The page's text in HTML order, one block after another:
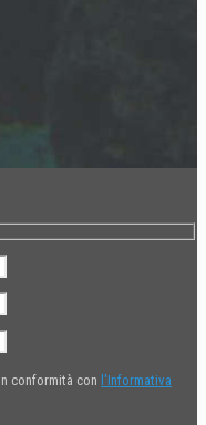
conformità con l'Informativa